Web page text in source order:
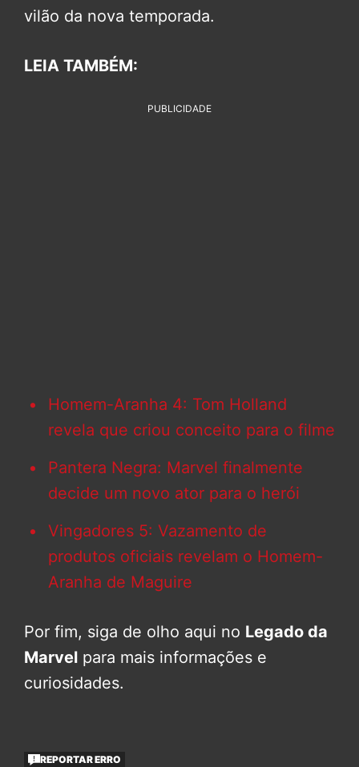
vilão da nova temporada.
LEIA TAMBÉM:
PUBLICIDADE
Homem-Aranha 4: Tom Holland
revela que criou conceito para o filme
Pantera Negra: Marvel finalmente
decide um novo ator para o herói
Vingadores 5: Vazamento de
produtos oficiais revelam o Homem-
Aranha de Maguire
Por fim, siga de olho aqui no Legado da
Marvel para mais informações e
curiosidades.
REPORTAR ERRO